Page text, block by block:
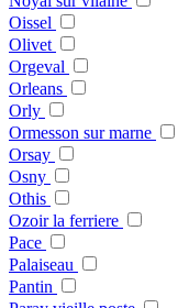
Oissel
Olivet
Orgeval
Orleans
Orly
Ormesson sur marne
Orsay
Osny
Othis
Ozoir la ferriere
Pace
Palaiseau
Pantin